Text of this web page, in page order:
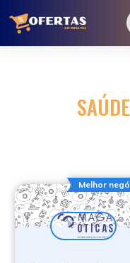
para
Melhor